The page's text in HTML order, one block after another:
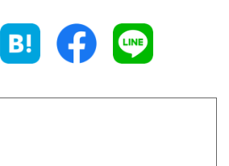
1,080円 三重県